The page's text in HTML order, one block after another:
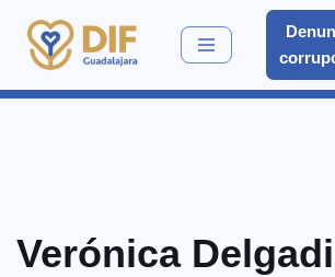
Saltar
Verónica